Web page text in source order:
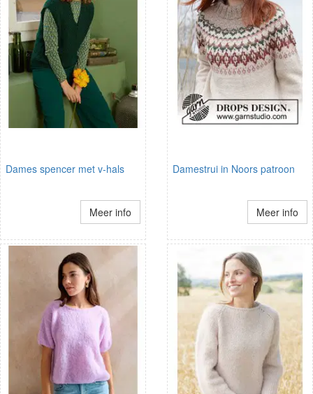
Dames spencer met v-hals
Meer info
Damestrui in Noors patroon
Meer info